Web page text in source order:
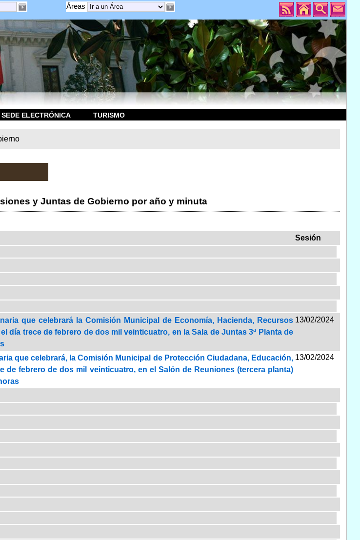
Áreas
SEDE ELECTRÓNICA TURISMO
y Juntas de Gobierno por año y minuta
Sesión
que celebrará la Comisión Municipal de Economía, Hacienda, Recursos
día trece de febrero de dos mil veinticuatro, en la Sala de Juntas 3ª Planta de
13/02/2024
que celebrará, la Comisión Municipal de Protección Ciudadana, Educación,
de febrero de dos mil veinticuatro, en el Salón de Reuniones (tercera planta)
13/02/2024